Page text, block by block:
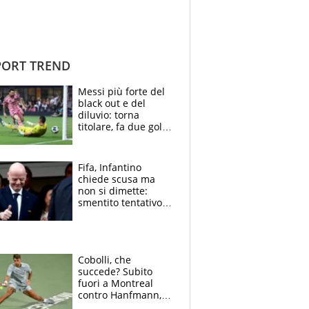
TREND
Messi più forte del
black out e del
diluvio: torna
titolare, fa due gol e
che ritiro
Fifa, Infantino
chiede scusa ma
non si dimette:
smentito tentativo di
Cobolli, che
succede? Subito
fuori a Montreal
contro Hanfmann,